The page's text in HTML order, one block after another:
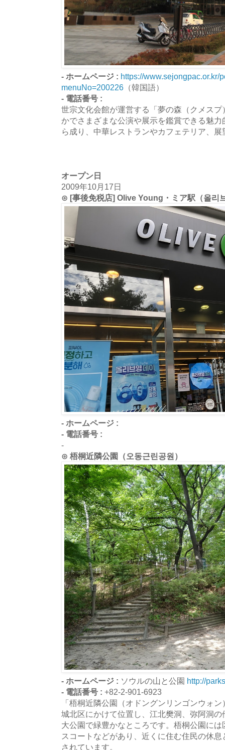
- ホームページ : https://www.sejongpac.or.kr/
menuNo=200226 （韓国語）
- 電話番号 :
世宗文化会館が運営する「夢の森（クメス
かでさまざまな公演や展示を鑑賞できる魅
ら成り、中華レストランやカフェテリア、
オープン日
2009年10月17日
⊙ [事後免税店] Olive Young・ミア駅（올리
- ホームページ :
- 電話番号 :
-
⊙ 梧桐近隣公園（오동근린공원）
- ホームページ : ソウルの山と公園 http://
- 電話番号 : +82-2-901-6923
「梧桐近隣公園（オドングンリンゴンウォ
城北区にかけて位置し、江北樊洞、弥阿洞
大公園で緑豊かなところです。梧桐公園に
スコートなどがあり、近くに住む住民の休
されています。